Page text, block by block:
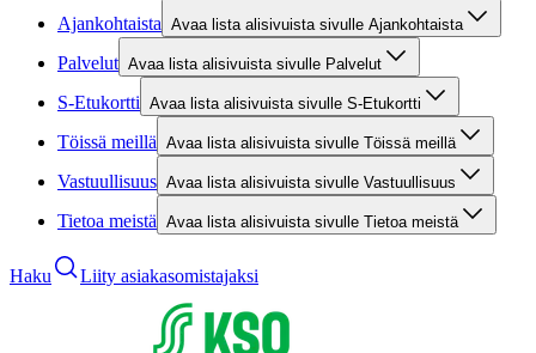
Ajankohtaista Avaa lista alisivuista sivulle Ajankohtaista
Palvelut Avaa lista alisivuista sivulle Palvelut
S-Etukortti Avaa lista alisivuista sivulle S-Etukortti
Töissä meillä Avaa lista alisivuista sivulle Töissä meillä
Vastuullisuus Avaa lista alisivuista sivulle Vastuullisuus
Tietoa meistä Avaa lista alisivuista sivulle Tietoa meistä
Haku Liity asiakasomistajaksi